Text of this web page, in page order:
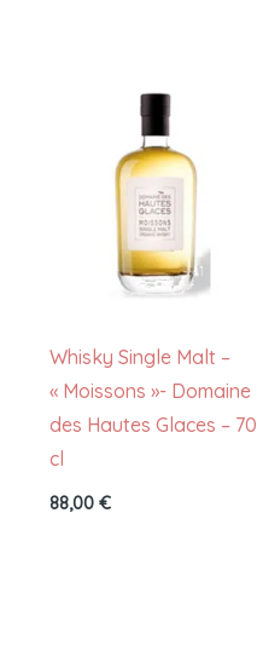
Whisky Single Malt –
« Moissons »- Domaine
des Hautes Glaces – 70
cl
88,00 €